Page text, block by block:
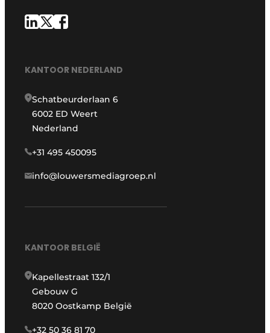
KANTOOR NEDERLAND
Schatbeurderlaan 6
6002 ED Weert
Nederland
+31 495 450095
info@louwersmediagroep.nl
KANTOOR BELGIË
Kapellestraat 132/1
Gebouw G
8020 Oostkamp België
+32 50 36 81 70